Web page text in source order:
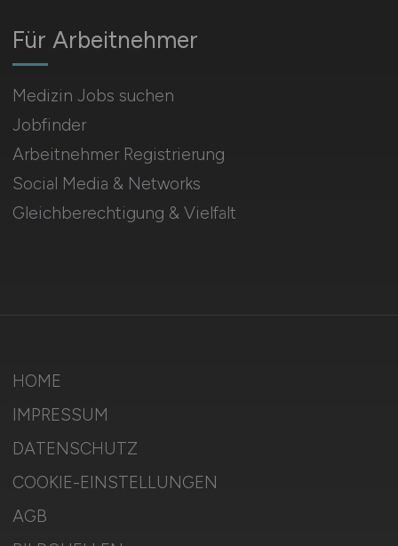
Für Arbeitnehmer
Medizin Jobs suchen
Jobfinder
Arbeitnehmer Registrierung
Social Media & Networks
Gleichberechtigung & Vielfalt
HOME
IMPRESSUM
DATENSCHUTZ
COOKIE-EINSTELLUNGEN
AGB